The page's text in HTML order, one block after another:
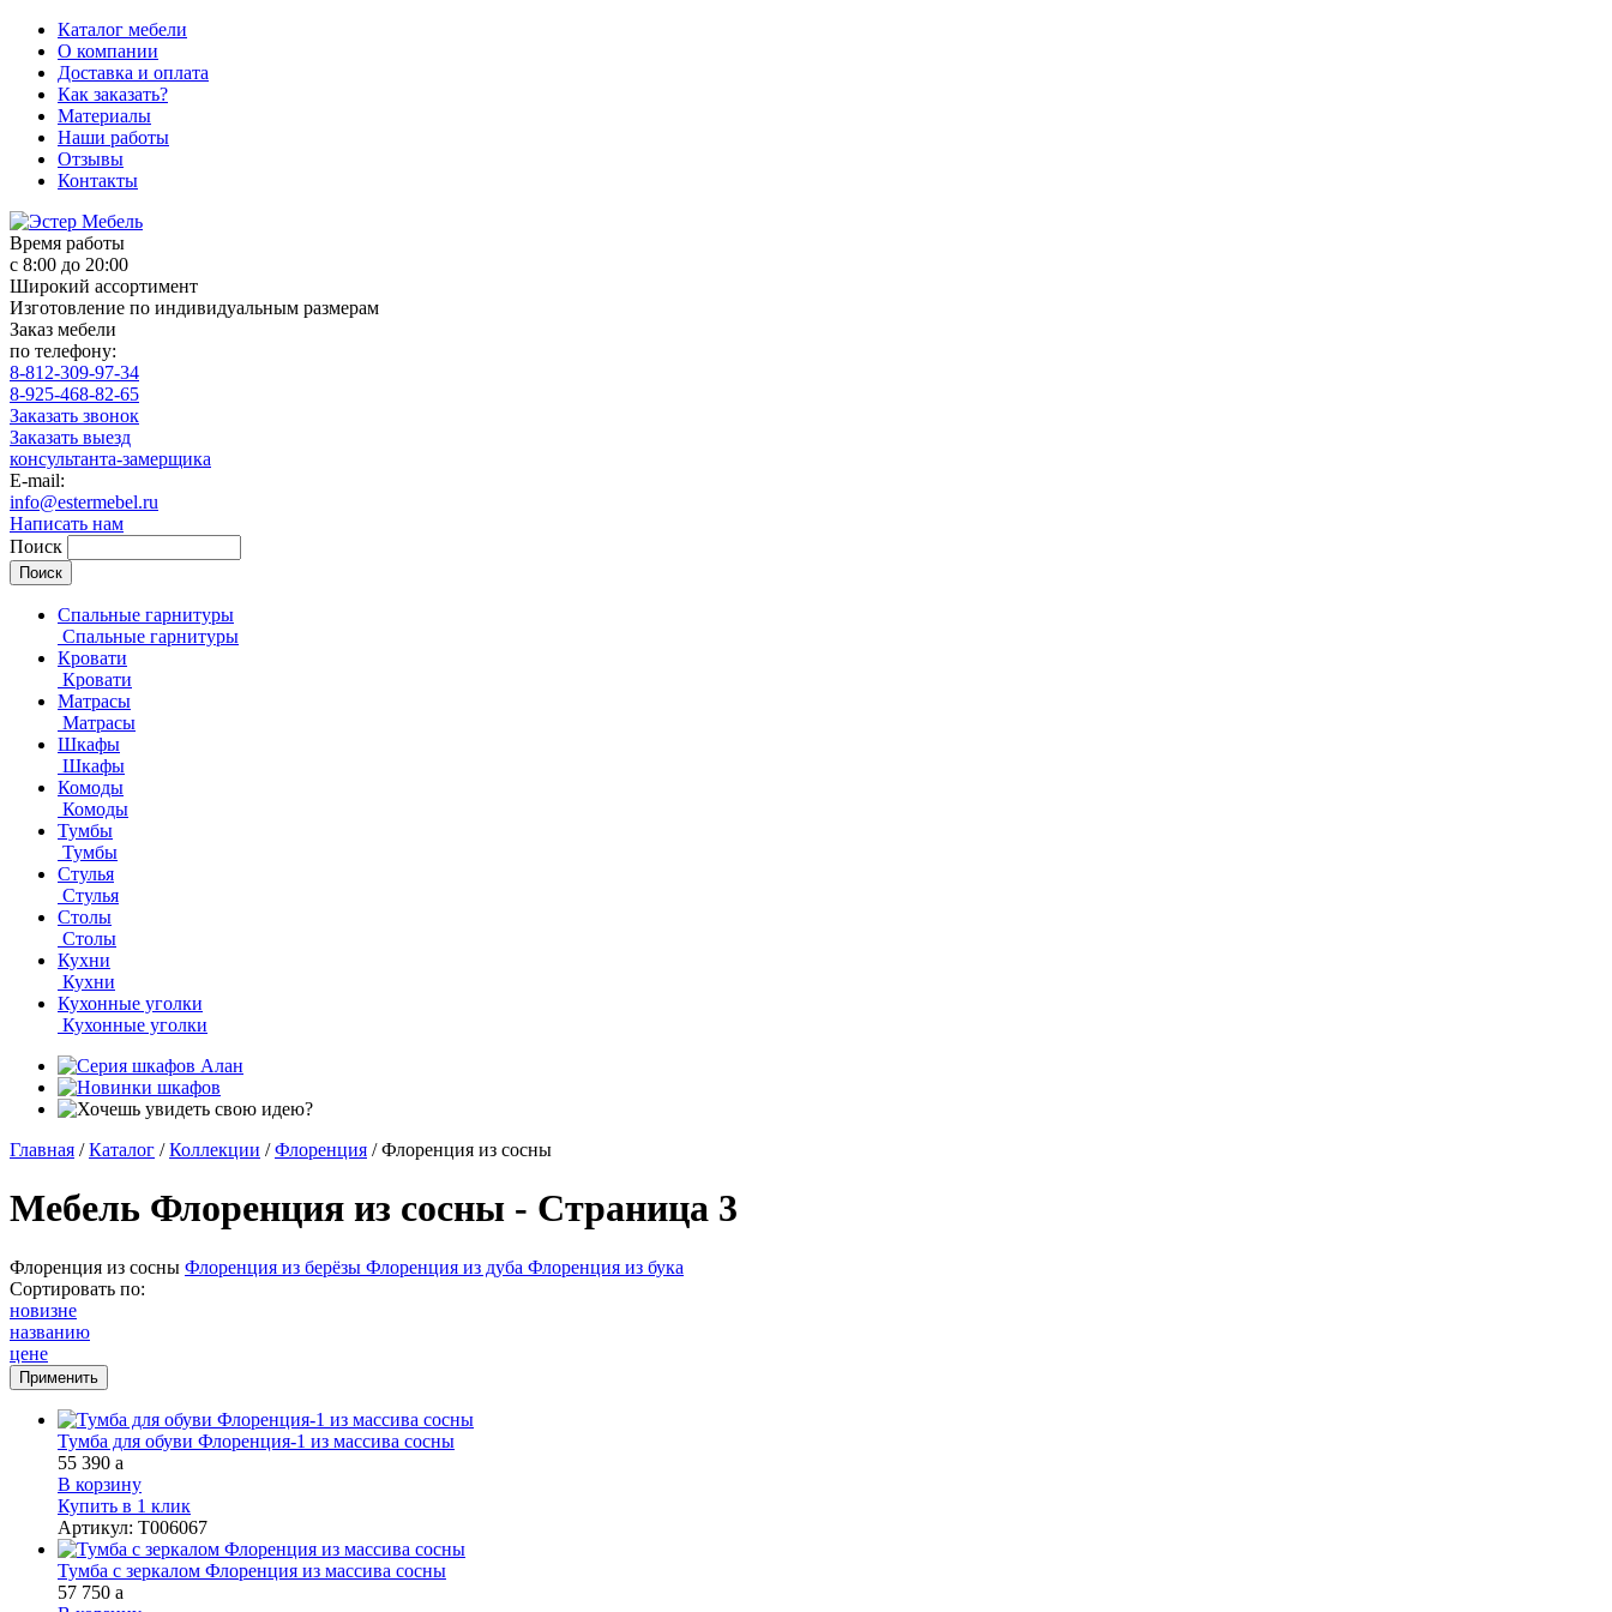
Каталог мебели
О компании
Доставка и оплата
Как заказать?
Материалы
Наши работы
Отзывы
Контакты
Время работы
с 8:00 до 20:00
Широкий ассортимент
Изготовление по индивидуальным размерам
Заказ мебели
по телефону:
8-812-309-97-34
8-925-468-82-65
Заказать звонок
Заказать выезд
консультанта-замерщика
E-mail:
info@estermebel.ru
Написать нам
Поиск
Спальные гарнитуры
Спальные гарнитуры
Кровати
Кровати
Матрасы
Матрасы
Шкафы
Шкафы
Комоды
Комоды
Тумбы
Тумбы
Стулья
Стулья
Столы
Столы
Кухни
Кухни
Кухонные уголки
Кухонные уголки
Главная / Каталог / Коллекции / Флоренция / Флоренция из сосны
Мебель Флоренция из сосны - Страница 3
Флоренция из сосны Флоренция из берёзы Флоренция из дуба Флоренция из бука
Сортировать по:
новизне
названию
цене
Тумба для обуви Флоренция-1 из массива сосны
55 390 a
В корзину
Купить в 1 клик
Артикул: Т006067
Тумба с зеркалом Флоренция из массива сосны
57 750 a